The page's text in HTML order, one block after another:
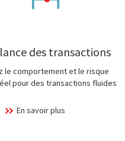
des transactions
le comportement et le risque
pour des transactions fluides
En savoir plus